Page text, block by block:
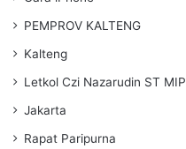
PEMPROV KALTENG
Kalteng
Letkol Czi Nazarudin ST MIP
Jakarta
Rapat Paripurna